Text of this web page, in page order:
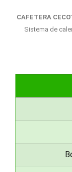
CAFETERA
Sistema de